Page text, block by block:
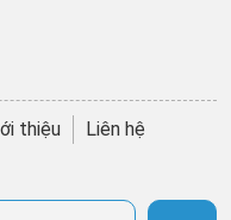
thiệu Liên hệ